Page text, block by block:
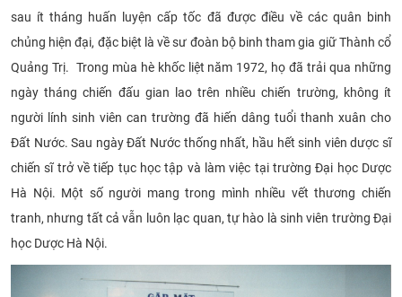
sau ít tháng huấn luyện cấp tốc đã được điều về các quân binh
chủng hiện đại, đặc biệt là về sư đoàn bộ binh tham gia giữ Thành cổ
Quảng Trị. Trong mùa hè khốc liệt năm 1972, họ đã trải qua những
ngày tháng chiến đấu gian lao trên nhiều chiến trường, không ít
người lính sinh viên can trường đã hiến dâng tuổi thanh xuân cho
Đất Nước. Sau ngày Đất Nước thống nhất, hầu hết sinh viên dược sĩ
chiến sĩ trở về tiếp tục học tập và làm việc tại trường Đại học Dược
Hà Nội. Một số người mang trong mình nhiều vết thương chiến
tranh, nhưng tất cả vẫn luôn lạc quan, tự hào là sinh viên trường Đại
học Dược Hà Nội.